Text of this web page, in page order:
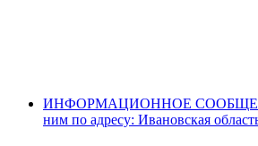
ИНФОРМАЦИОННОЕ СООБЩЕНИЕ о
ним по адресу: Ивановская